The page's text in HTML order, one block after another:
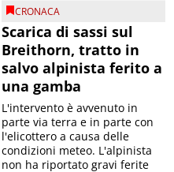
CRONACA
Scarica di sassi sul
Breithorn, tratto in
salvo alpinista ferito a
una gamba
L'intervento è avvenuto in
parte via terra e in parte con
l'elicottero a causa delle
condizioni meteo. L'alpinista
non ha riportato gravi ferite